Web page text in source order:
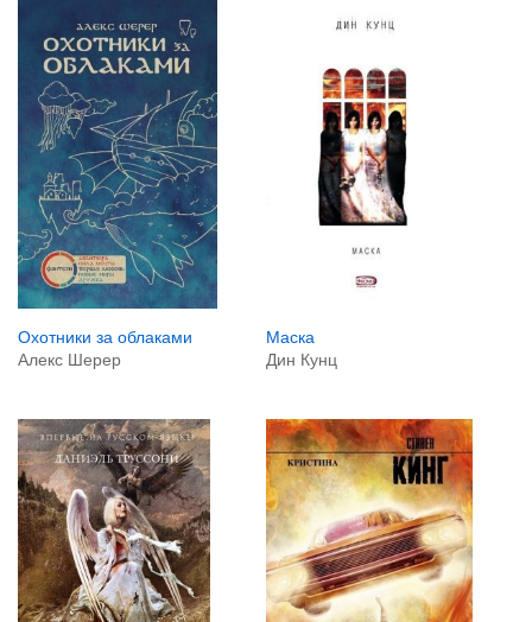
Охотники за облаками
Алекс Шерер
Маска
Дин Кунц